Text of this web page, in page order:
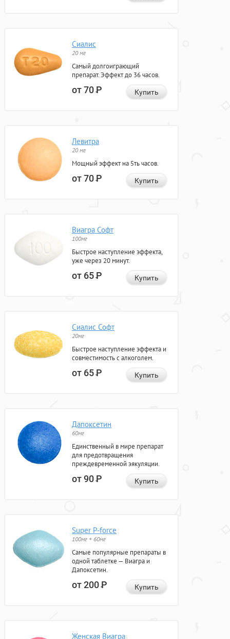
Сиалис
20 мг
Самый долгоиграющий
препарат. Эффект до 36 часов.
от 70Р Купить
Левитра
20 мг
Мощный эффект на 5ть часов.
от 70Р Купить
Виагра Софт
100мг
Быстрое наступление эффекта,
уже через 20 минут.
от 65Р Купить
Сиалис Софт
20мг
Быстрое наступление эффекта и
совместимость с алкоголем.
от 65Р Купить
Дапоксетин
60мг
Единственный в мире препарат
для предотвращения
преждевременной эякуляции.
от 90Р Купить
Super P-force
100мг + 60мг
Самые популярные препараты в
одной таблетке — Виагра и
Дапоксетин.
от 200Р Купить
Женская Виагра